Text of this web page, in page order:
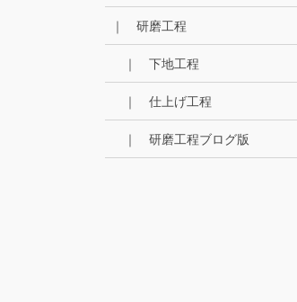
｜ 研磨工程
｜ 下地工程
｜ 仕上げ工程
｜ 研磨工程ブログ版